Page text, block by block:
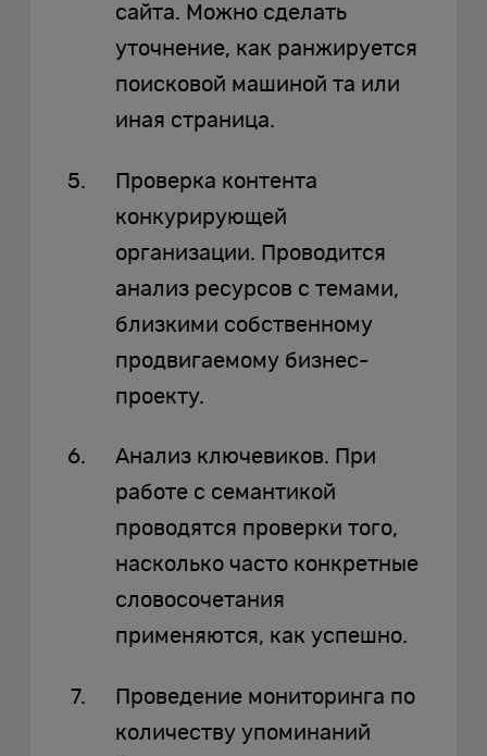
сайта. Можно сделать
уточнение, как ранжируется
поисковой машиной та или
иная страница.
Проверка контента
конкурирующей
организации. Проводится
анализ ресурсов с темами,
близкими собственному
продвигаемому бизнес-
проекту.
Анализ ключевиков. При
работе с семантикой
проводятся проверки того,
насколько часто конкретные
словосочетания
применяются, как успешно.
Проведение мониторинга по
количеству упоминаний